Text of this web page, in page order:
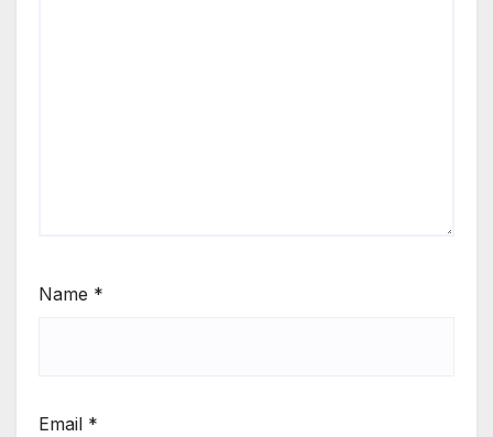
Name *
Email *